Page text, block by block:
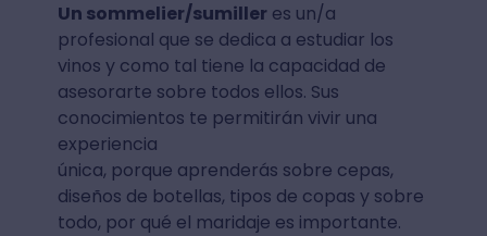
Un sommelier/sumiller es un/a
profesional que se dedica a estudiar los
vinos y como tal tiene la capacidad de
asesorarte sobre todos ellos. Sus
conocimientos te permitirán vivir una
experiencia
única, porque aprenderás sobre cepas,
diseños de botellas, tipos de copas y sobre
todo, por qué el maridaje es importante.